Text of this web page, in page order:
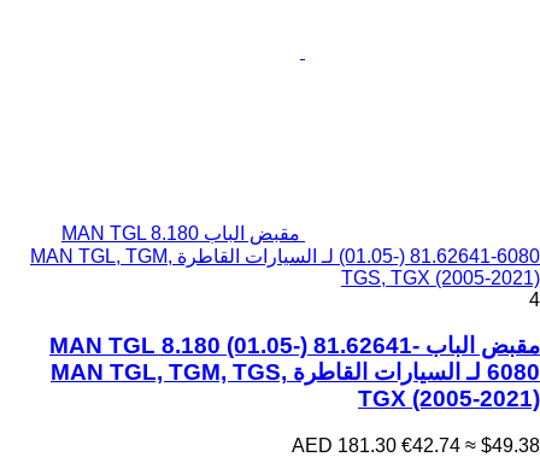
مقبض الباب MAN TGL 8.180
(01.05-) 81.62641-6080 لـ السيارات القاطرة MAN TGL, TGM,
TGS, TGX (2005-2021)
4
مقبض الباب MAN TGL 8.180 (01.05-) 81.62641-
6080 لـ السيارات القاطرة MAN TGL, TGM, TGS,
TGX (2005-2021)
AED 181.30 €42.74 ≈ $49.38